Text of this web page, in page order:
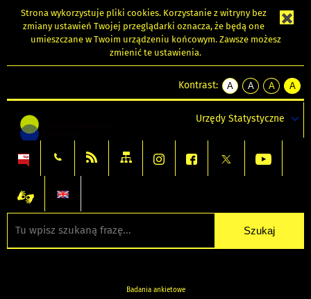
Strona wykorzystuje pliki cookies. Korzystanie z witryny bez
zmiany ustawień Twojej przeglądarki oznacza, że będą one
umieszczane w Twoim urządzeniu końcowym. Zawsze możesz
zmienić te ustawienia.
Kontrast:
A
kontrast
A
kontrast
tekst
czarnym
A
kontrast
tekst
czarnym
A
tekst
żółtym
Urzędy Statystyczne
Badania ankietowe